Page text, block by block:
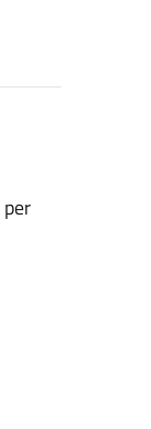
per